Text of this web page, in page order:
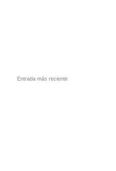
Entrada más reciente